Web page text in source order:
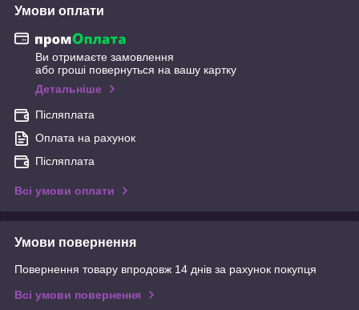
Умови оплати
Ви отримаєте замовлення
або гроші повернуться на вашу картку
Детальніше
Післяплата
Оплата на рахунок
Післяплата
Всі умови оплати
Умови повернення
Повернення товару впродовж 14 днів за рахунок покупця
Всі умови повернення